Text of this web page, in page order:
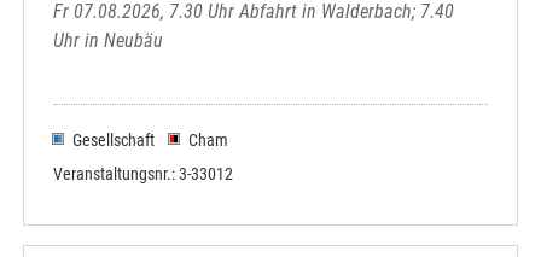
Fr 07.08.2026, 7.30 Uhr Abfahrt in Walderbach; 7.40
Uhr in Neubäu
Gesellschaft
Cham
Veranstaltungsnr.: 3-33012